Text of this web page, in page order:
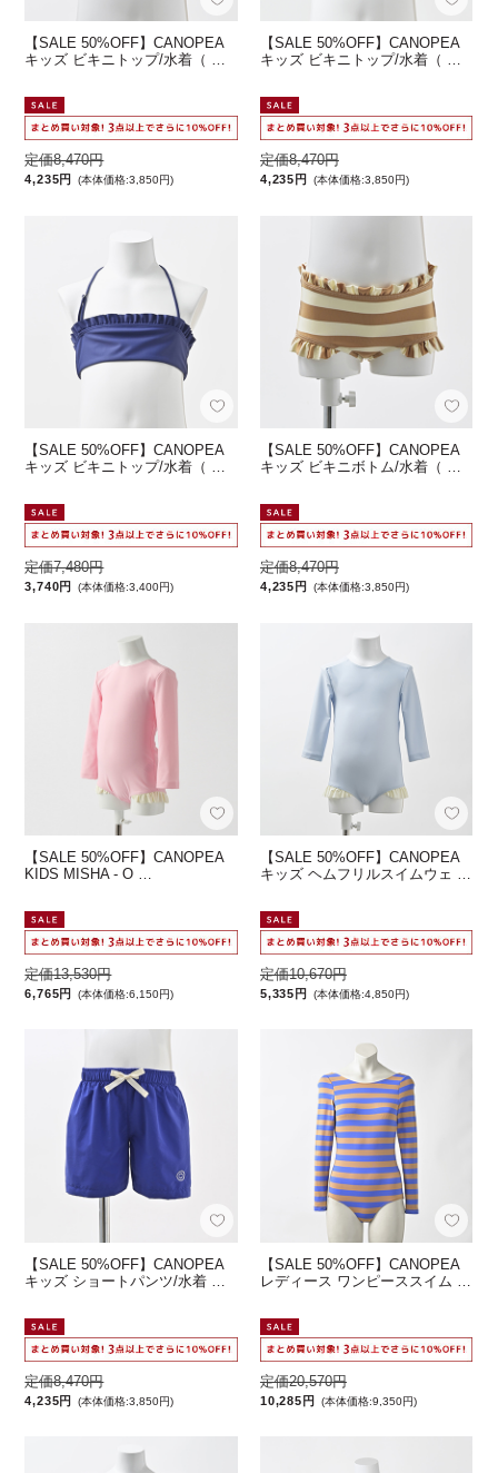
【SALE 50%OFF】CANOPEA
キッズ ビキニトップ/水着（ …
定価8,470円
4,235円 (本体価格:3,850円)
【SALE 50%OFF】CANOPEA
キッズ ビキニトップ/水着（ …
定価8,470円
4,235円 (本体価格:3,850円)
【SALE 50%OFF】CANOPEA
キッズ ビキニトップ/水着（ …
定価7,480円
3,740円 (本体価格:3,400円)
【SALE 50%OFF】CANOPEA
キッズ ビキニボトム/水着（ …
定価8,470円
4,235円 (本体価格:3,850円)
【SALE 50%OFF】CANOPEA
KIDS MISHA - O …
定価13,530円
6,765円 (本体価格:6,150円)
【SALE 50%OFF】CANOPEA
キッズ ヘムフリルスイムウェ …
定価10,670円
5,335円 (本体価格:4,850円)
【SALE 50%OFF】CANOPEA
キッズ ショートパンツ/水着 …
定価8,470円
4,235円 (本体価格:3,850円)
【SALE 50%OFF】CANOPEA
レディース ワンピーススイム …
定価20,570円
10,285円 (本体価格:9,350円)